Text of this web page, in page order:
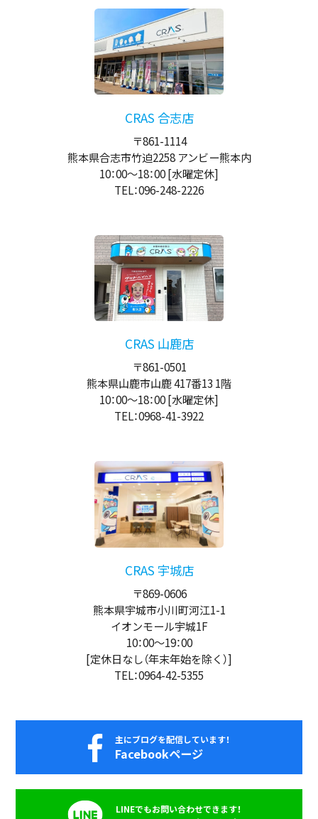
CRAS 合志店
〒861-1114
熊本県合志市竹迫2258 アンビー熊本内
10：00～18：00[水曜定休]
TEL：096-248-2226
CRAS 山鹿店
〒861-0501
熊本県山鹿市山鹿 417番13 1階
10：00～18：00[水曜定休]
TEL：0968-41-3922
CRAS 宇城店
〒869-0606
熊本県宇城市小川町河江1-1
イオンモール宇城1F
10：00～19：00
[定休日なし（年末年始を除く）]
TEL：0964-42-5355
主にブログを配信しています！
Facebookページ
LINEでもお問い合わせできます！